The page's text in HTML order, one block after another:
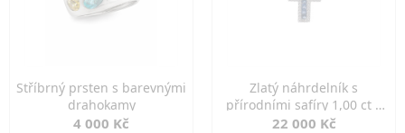
Stříbrný prsten s barevnými
drahokamy
4 000 Kč
Zlatý náhrdelník s
přírodními safíry 1,00 ct a
diamanty
22 000 Kč